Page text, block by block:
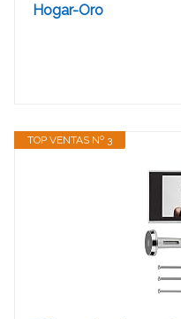
Hogar-Oro
TOP VENTAS Nº 3